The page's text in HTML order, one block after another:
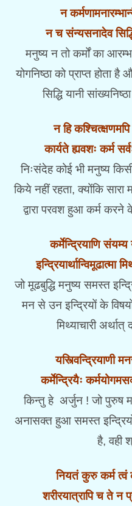
न
न च संन्यसनादेव
मनुष्य न तो कर्मों का आरम्भ
योगनिष्ठा को प्राप्त होता
सिद्धि यानी
न हि
कार्यते ह्यवशः कर्म
निःसंदेह कोई भी मनुष्य
किये नहीं रहता, क्योंकि
द्वारा परवश हुआ कर्म करने
कर्मेन्द्रियाणि
जो मूढबुद्धि मनुष्य समस्त
मन से उन इन्द्रियों के
मिथ्याचारी
यस्त्विन्द्रियाणी
कर्मेन्द्रियैः
किन्तु हे अर्जुन ! जो पुरुष
अनासक्त हुआ समस्त
है, वही
नियतं कुरु कर्म त्वं
शरीरयात्रापि च ते न